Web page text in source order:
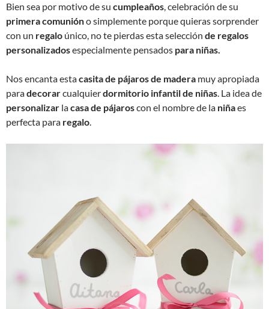
Bien sea por motivo de su cumpleaños , celebración de su
primera comunióno simplemente porque quieras sorprender
con un regalo único, no te pierdas esta selección de regalos
personalizadosespecialmente pensados para niñas.
Nos encanta estacasita de pájaros de madera muy apropiada
paradecorarcualquierdormitorio infantil de niñas . La idea de
personalizar lacasa de pájaroscon el nombre de la niñaes
perfecta para regalo